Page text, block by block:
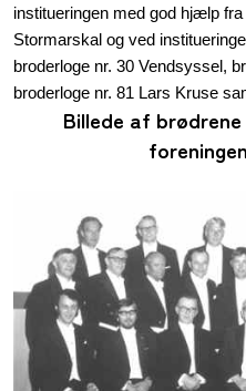
institueringen med god hjælp
Stormarskal og ved
broderloge nr. 30 Vendsyssel,
broderloge nr. 81 Lars Kruse
Billede af